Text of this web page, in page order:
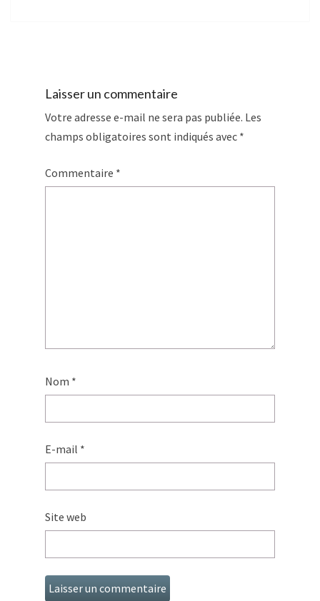
Laisser un commentaire
Votre adresse e-mail ne sera pas publiée. Les
champs obligatoires sont indiqués avec *
Commentaire *
Nom *
E-mail *
Site web